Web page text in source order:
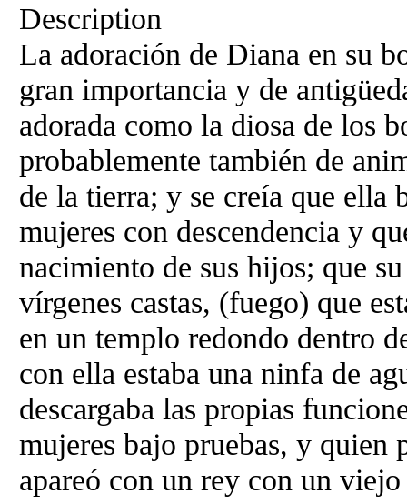
Description
La adoración de Diana en su
gran importancia y de
adorada como la diosa de los
probablemente también de
de la tierra; y se creía que ella
mujeres con descendencia y
nacimiento de sus hijos; que
vírgenes castas, (fuego) que
en un templo redondo dentro
con ella estaba una ninfa de
descargaba las propias
mujeres bajo pruebas, y quien
apareó con un rey con un